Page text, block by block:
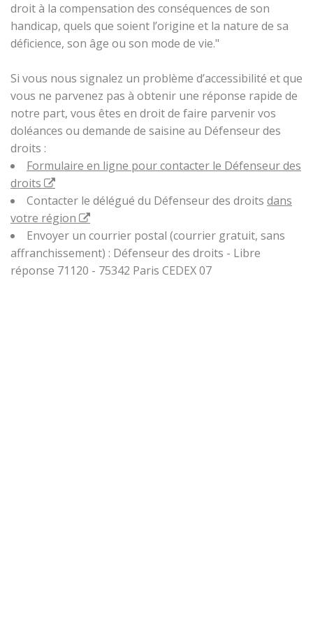
droit à la compensation des conséquences de son
handicap, quels que soient l’origine et la nature de sa
déficience, son âge ou son mode de vie."
Si vous nous signalez un problème d’accessibilité et que
vous ne parvenez pas à obtenir une réponse rapide de
notre part, vous êtes en droit de faire parvenir vos
doléances ou demande de saisine au Défenseur des
droits :
Formulaire en ligne pour contacter le Défenseur des
droits
Contacter le délégué du Défenseur des droits dans
votre région
Envoyer un courrier postal (courrier gratuit, sans
affranchissement) : Défenseur des droits - Libre
réponse 71120 - 75342 Paris CEDEX 07